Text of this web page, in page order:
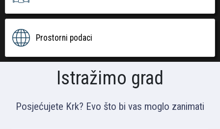
Prostorni podaci
Istražimo grad
Posjećujete Krk? Evo što bi vas moglo zanimati